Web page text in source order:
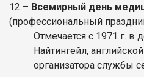
12 – Всемирный день
(профессиональный
Отмечается с 1971 г.
Найтингейл,
организатора службы